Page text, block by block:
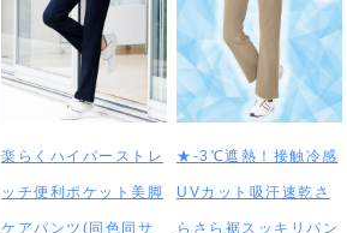
楽らくハイパーストレ
ッチ便利ポケット美脚
ケアパンツ(同色同サ
★-3℃遮熱！接触冷感
UVカット吸汗速乾さ
らさら裾スッキリパン